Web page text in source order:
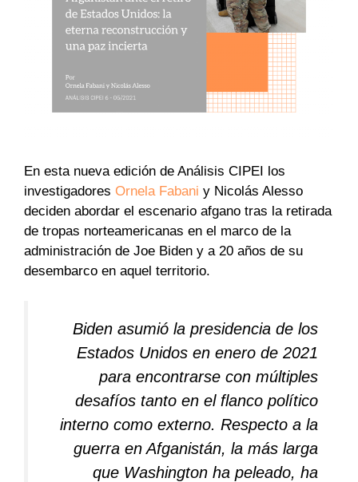
En esta nueva edición de Análisis CIPEI los
investigadores Ornela Fabani y Nicolás Alesso
deciden abordar el escenario afgano tras la retirada
de tropas norteamericanas en el marco de la
administración de Joe Biden y a 20 años de su
desembarco en aquel territorio.
Biden asumió la presidencia de los
Estados Unidos en enero de 2021
para encontrarse con múltiples
desafíos tanto en el flanco político
interno como externo. Respecto a la
guerra en Afganistán, la más larga
que Washington ha peleado, ha